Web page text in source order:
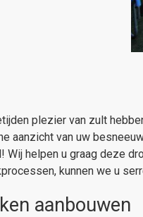
plezier van zult
aanzicht van uw
helpen u graag deze
kunnen we u
aanbouwen